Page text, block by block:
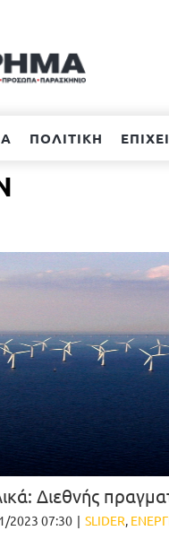
ΠΟΛΙΤΙΚΗ
Διεθνής
2023 07:30 | SLIDER,